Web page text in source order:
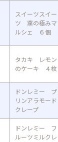
スイーツスイー
ツ 窯の極みマ
ルシェ ６個
タカキ レモン
のケーキ ４枚
ドンレミー プ
リンアラモード
クレープ
ドンレミー フ
ルーツミルクレ